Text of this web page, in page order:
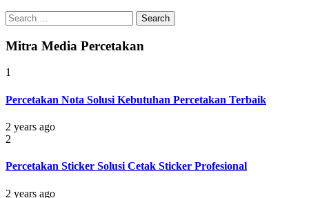
Search
for:
Mitra Media Percetakan
1
Percetakan Nota Solusi Kebutuhan Percetakan Terbaik
2 years ago
2
Percetakan Sticker Solusi Cetak Sticker Profesional
2 years ago